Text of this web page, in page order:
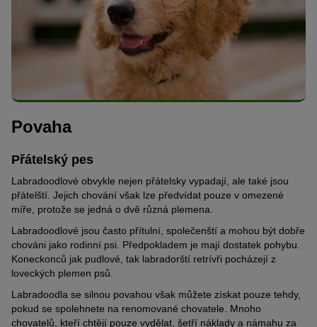
Povaha
Přátelský pes
Labradoodlové obvykle nejen přátelsky vypadají, ale také jsou
přátelští. Jejich chování však lze předvídat pouze v omezené
míře, protože se jedná o dvě různá plemena.
Labradoodlové jsou často přítulní, společenští a mohou být dobře
chováni jako rodinní psi. Předpokladem je mají dostatek pohybu.
Koneckonců jak pudlové, tak labradorští retrívři pocházejí z
loveckých plemen psů.
Labradoodla se silnou povahou však můžete získat pouze tehdy,
pokud se spolehnete na renomované chovatele. Mnoho
chovatelů, kteří chtějí pouze vydělat, šetří náklady a námahu za